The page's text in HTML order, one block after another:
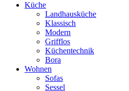
Küche
Landhausküche
Klassisch
Modern
Grifflos
Küchentechnik
Bora
Wohnen
Sofas
Sessel